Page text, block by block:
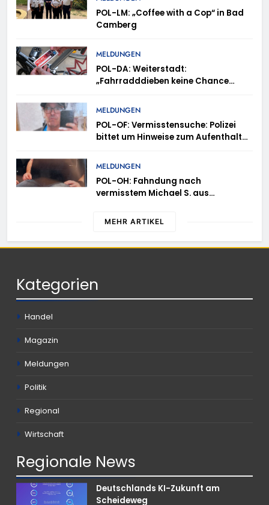
POL-LM: „Coffee with a Cop“ in Bad
Camberg
MELDUNGEN
POL-DA: Weiterstadt:
„Fahrradddieben keine Chance
Anmeldung erforderlich
MELDUNGEN
POL-OF: Vermisstensuche: Polizei
bittet um Hinweise zum Aufenthalt
MELDUNGEN
POL-OH: Fahndung nach
vermisstem Michael S. aus
MEHR ARTIKEL
Kategorien
Handel
Magazin
Meldungen
Politik
Regional
Wirtschaft
Regionale News
Deutschlands KI-Zukunft am
Scheideweg